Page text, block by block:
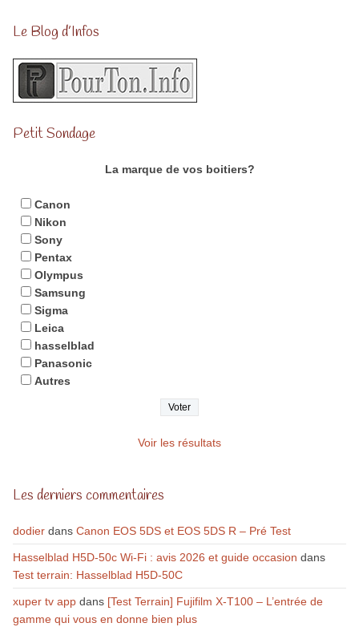
Le Blog d’Infos
Petit Sondage
La marque de vos boitiers?
Canon
Nikon
Sony
Pentax
Olympus
Samsung
Sigma
Leica
hasselblad
Panasonic
Autres
Voir les résultats
Les derniers commentaires
dodierdans Canon EOS 5DS et EOS 5DS R – Pré Test
Hasselblad H5D-50c Wi-Fi : avis 2026 et guide occasion dans
Test terrain: Hasselblad H5D-50C
xuper tv appdans [Test Terrain] Fujifilm X-T100 – L’entrée de
gamme qui vous en donne bien plus